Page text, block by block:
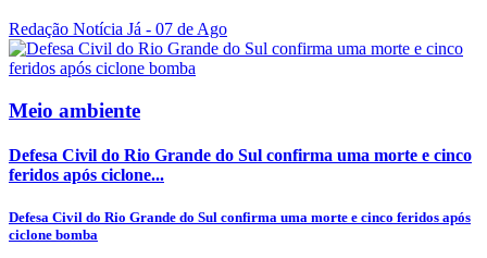
Redação Notícia Já - 07 de Ago
Meio ambiente
Defesa Civil do Rio Grande do Sul confirma uma morte e cinco
feridos após ciclone...
Defesa Civil do Rio Grande do Sul confirma uma morte e cinco feridos após
ciclone bomba